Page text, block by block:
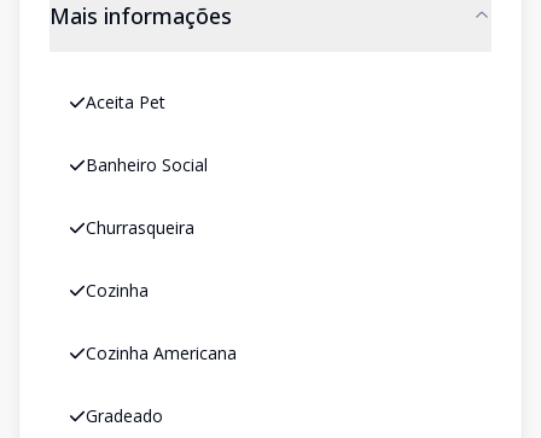
Mais informações
Aceita Pet
Banheiro Social
Churrasqueira
Cozinha
Cozinha Americana
Gradeado